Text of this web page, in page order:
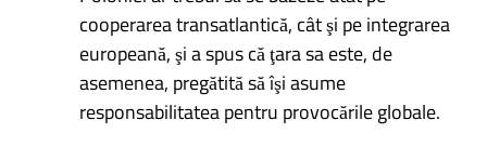
cooperarea transatlantică, cât şi pe integrarea
europeană, şi a spus că ţara sa este, de
asemenea, pregătită să îşi asume
responsabilitatea pentru provocările globale.